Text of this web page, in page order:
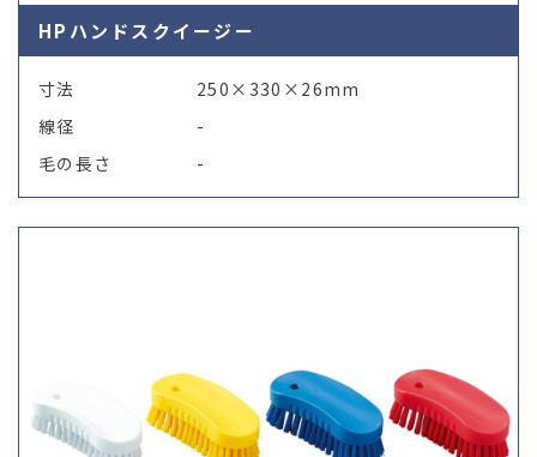
HPハンドスクイージー
寸法
250×330×26mm
線径
-
毛の長さ
-